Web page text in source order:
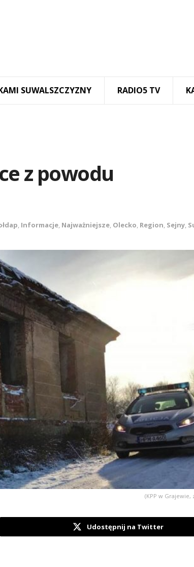
SUWALSZCZYZNY RADIO5 TV
z powodu
, Informacje, Najważniejsze, Olecko, Region, Sejny,
(KPP w Grajewie,
Udostępnij na Twitter